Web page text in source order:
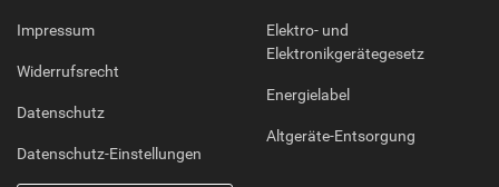
Impressum
Widerrufsrecht
Datenschutz
Datenschutz-Einstellungen
Elektro- und
Elektronikgerätegesetz
Energielabel
Altgeräte-Entsorgung